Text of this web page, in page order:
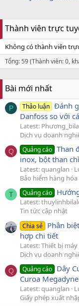
Thành viên trực
Không có thành viên
Tổng: 59 (Thành viên: 0,
Bài mới nhất
P Thảo luận Đánh
Danfoss so với
Latest:
Dịch vụ doanh
Q Quảng cáo Than
inox, bột than
Latest: quanglan
Bảo hiểm hàng hóa
T Quảng cáo
Latest:
Tin tức cập nhật
Chia sẻ Phân
hợp chi tiết
Latest: Thiết bị máy
Dịch vụ doanh
Q Quảng cáo Dây
Curoa Megadyne
Latest: quanglan
Giấy phép xuất